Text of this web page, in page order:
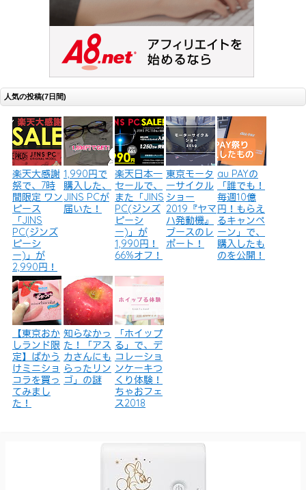
人気の投稿(7日間)
楽天大感謝
祭で、7時
間限定 ワン
ピース
「JINS
PC(ジンズ
ピーシ
ー)」が
2,990円！
1,990円で
購入した、
JINS PCが
届いた！
楽天日本一
セールで、
また「JINS
PC(ジンズ
ピーシ
ー)」が
1,990円！
66%オフ！
東京モータ
ーサイクル
ショー
2019『ヤマ
ハ発動機』
ブースのレ
ポート！
au PAYの
「誰でも！
毎週10億
円！もらえ
るキャンペ
ーン」で、
購入したも
のを公開！
【東京おか
しランド限
定】ばかう
けミニショ
コラを買っ
てみまし
た！
知らなかっ
た！「アス
カさんにも
らったリン
ゴ」の謎
「ホイップ
る」で、デ
コレーショ
ンケーキつ
くり体験！
ちゃおフェ
ス2018